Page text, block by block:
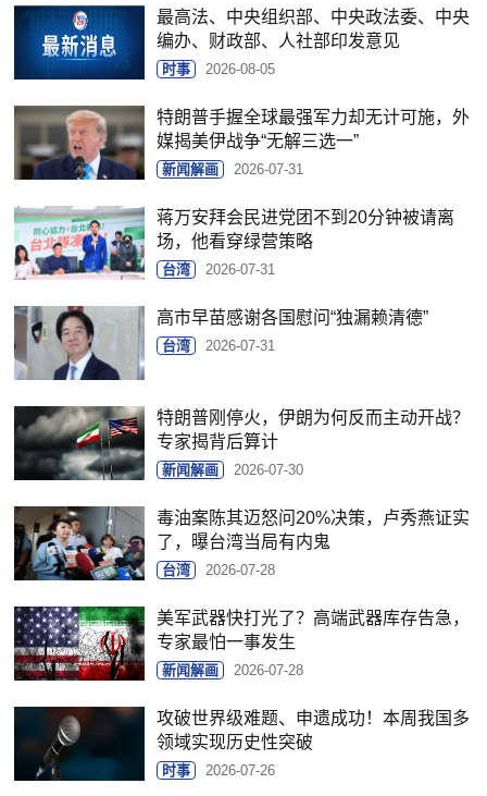
最高法、中央组织部、中央政法委、中央
编办、财政部、人社部印发意见
时事 2026-08-05
特朗普手握全球最强军力却无计可施，外
媒揭美伊战争“无解三选一”
新闻解画 2026-07-31
蒋万安拜会民进党团不到20分钟被请离
场，他看穿绿营策略
台湾 2026-07-31
高市早苗感谢各国慰问“独漏赖清德”
台湾 2026-07-31
特朗普刚停火，伊朗为何反而主动开战？
专家揭背后算计
新闻解画 2026-07-30
毒油案陈其迈怒问20%决策，卢秀燕证实
了，曝台湾当局有内鬼
台湾 2026-07-28
美军武器快打光了？高端武器库存告急，
专家最怕一事发生
新闻解画 2026-07-28
攻破世界级难题、申遗成功！本周我国多
领域实现历史性突破
时事 2026-07-26